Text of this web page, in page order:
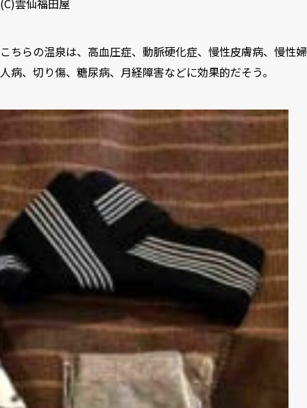
こちらの温泉は、高血圧症、動脈硬化症、慢性皮膚病、慢性婦
人病、切り傷、糖尿病、月経障害などに効果的だそう。